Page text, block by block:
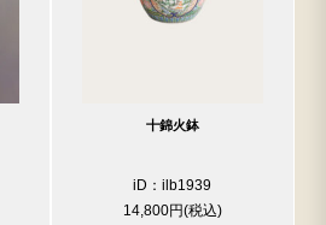
十錦火鉢
iD：ilb1939
14,800円